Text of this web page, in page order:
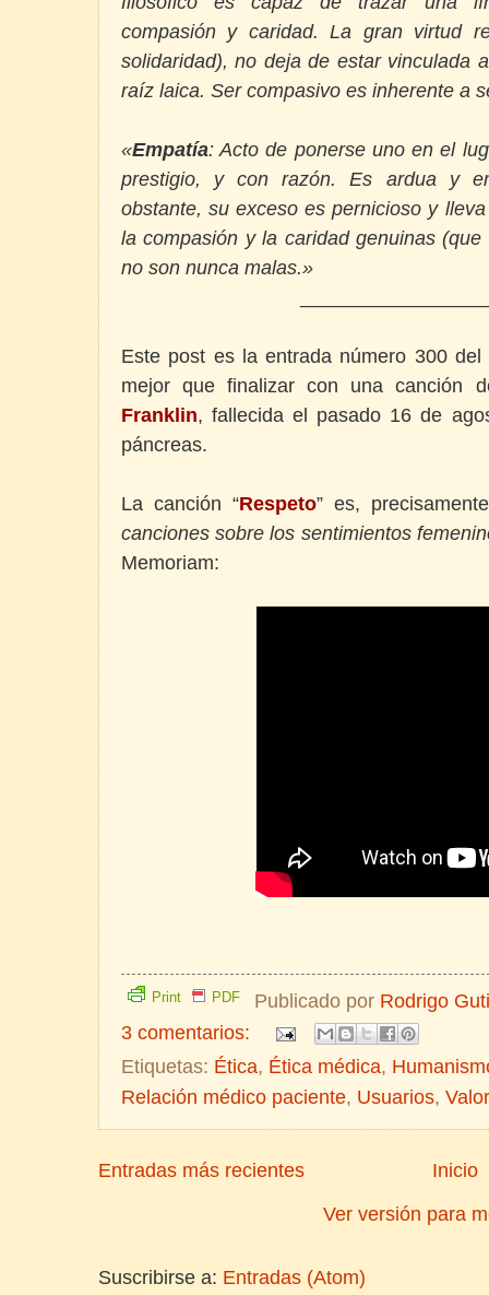
compasión y caridad. La gran virtud
solidaridad), no deja de estar vinculada
raíz laica. Ser compasivo es inherente a
«Empatía: Acto de ponerse uno en el
prestigio, y con razón. Es ardua y
obstante, su exceso es pernicioso y
la compasión y la caridad genuinas
no son nunca malas.»
Este post es la entrada número 300 del
mejor que finalizar con una
Franklin, fallecida el pasado 16 de
páncreas.
La canción “Respeto” es,
canciones sobre los sentimientos
Memoriam:
Print PDF Publicado por Rodrigo
3 comentarios:
Etiquetas: Ética, Ética médica,
Relación médico paciente, Usuarios,
Entradas más recientes
Inicio
Ver versión para
Suscribirse a: Entradas (Atom)